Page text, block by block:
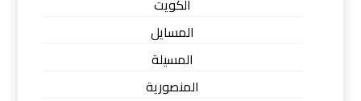
الكويت
المسايل
المسيلة
المنصورية